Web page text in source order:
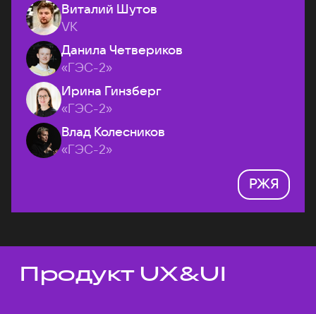
Виталий Шутов
VK
Данила Четвериков
«ГЭС-2»
Ирина Гинзберг
«ГЭС-2»
Влад Колесников
«ГЭС-2»
РЖЯ
Темы докладов
Продукт UX&UI